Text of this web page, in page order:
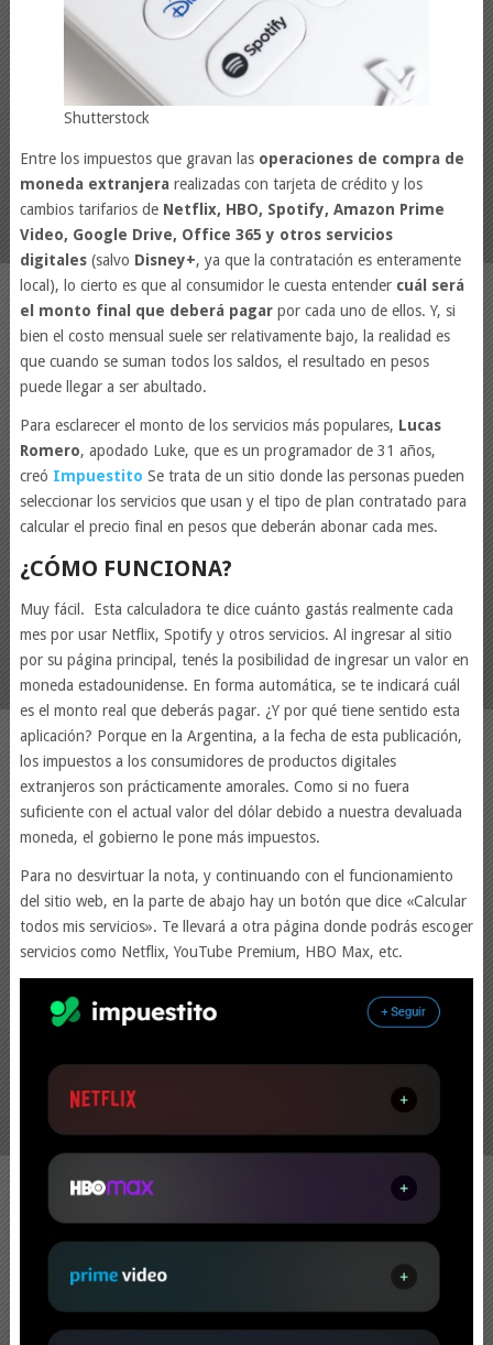
Shutterstock
Entre los impuestos que gravan las operaciones de compra de
moneda extranjera realizadas con tarjeta de crédito y los
cambios tarifarios de Netflix, HBO, Spotify, Amazon Prime
Video, Google Drive, Office 365 y otros servicios
digitales (salvo Disney+, ya que la contratación es enteramente
local), lo cierto es que al consumidor le cuesta entender cuál será
el monto final que deberá pagarpor cada uno de ellos. Y, si
bien el costo mensual suele ser relativamente bajo, la realidad es
que cuando se suman todos los saldos, el resultado en pesos
puede llegar a ser abultado.
Para esclarecer el monto de los servicios más populares, Lucas
Romero, apodado Luke, que es un programador de 31 años,
creó Impuestito Se trata de un sitio donde las personas pueden
seleccionar los servicios que usan y el tipo de plan contratado para
calcular el precio final en pesos que deberán abonar cada mes.
¿CÓMO FUNCIONA?
Muy fácil. Esta calculadora te dice cuánto gastás realmente cada
mes por usar Netflix, Spotify y otros servicios. Al ingresar al sitio
por su página principal, tenés la posibilidad de ingresar un valor en
moneda estadounidense. En forma automática, se te indicará cuál
es el monto real que deberás pagar. ¿Y por qué tiene sentido esta
aplicación? Porque en la Argentina, a la fecha de esta publicación,
los impuestos a los consumidores de productos digitales
extranjeros son prácticamente amorales. Como si no fuera
suficiente con el actual valor del dólar debido a nuestra devaluada
moneda, el gobierno le pone más impuestos.
Para no desvirtuar la nota, y continuando con el funcionamiento
del sitio web, en la parte de abajo hay un botón que dice «Calcular
todos mis servicios». Te llevará a otra página donde podrás escoger
servicios como Netflix, YouTube Premium, HBO Max, etc.